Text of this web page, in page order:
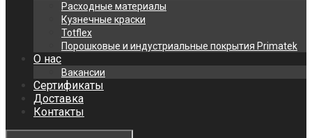
Расходные материалы
Кузнечные краски
Totflex
Порошковые и индустриальные покрытия Primatek
О нас
Вакансии
Сертификаты
Доставка
Контакты